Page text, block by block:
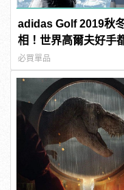
adidas Golf 2019秋
相！世界高爾夫好手
必買單品